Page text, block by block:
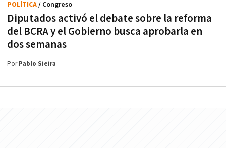
Diputados activó el debate sobre la reforma
del BCRA y el Gobierno busca aprobarla en
dos semanas
POLÍTICA/ Congreso
PorPablo Sieira